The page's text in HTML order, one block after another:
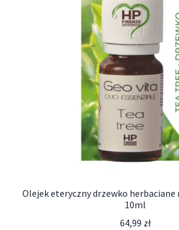
Olejek eteryczny drzewko herbaciane
10ml
64,99 zł